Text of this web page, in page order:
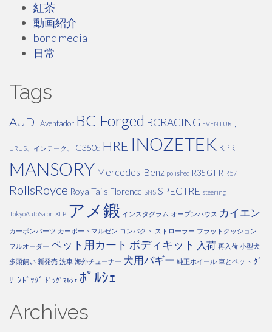
紅茶
動画紹介
bond media
日常
Tags
AUDI Aventador BC Forged BCRACING EVENTURI、
URUS、インテーク、 G350d HRE INOZETEK KPR
MANSORY Mercedes-Benz polished R35 GT-R R57
RollsRoyce RoyalTails Florence SNS SPECTRE steering
TokyoAutoSalon XLP アメ鍛 インスタグラム オープンハウス カイエン
カーボンパーツ カーポートマルゼン コンパクト ストローラー フラットクッション
フルオーダー ペット用カート ボディキット 入荷 再入荷 小型犬
多頭飼い 新発売 洗車 海外チューナー 犬用バギー 純正ホイール 車とペット ｸﾞ
ﾘｰﾝﾄﾞｯｸﾞ
ﾄﾞｯｸﾞﾏﾙｼｪ ﾎﾟﾙｼｪ
Archives